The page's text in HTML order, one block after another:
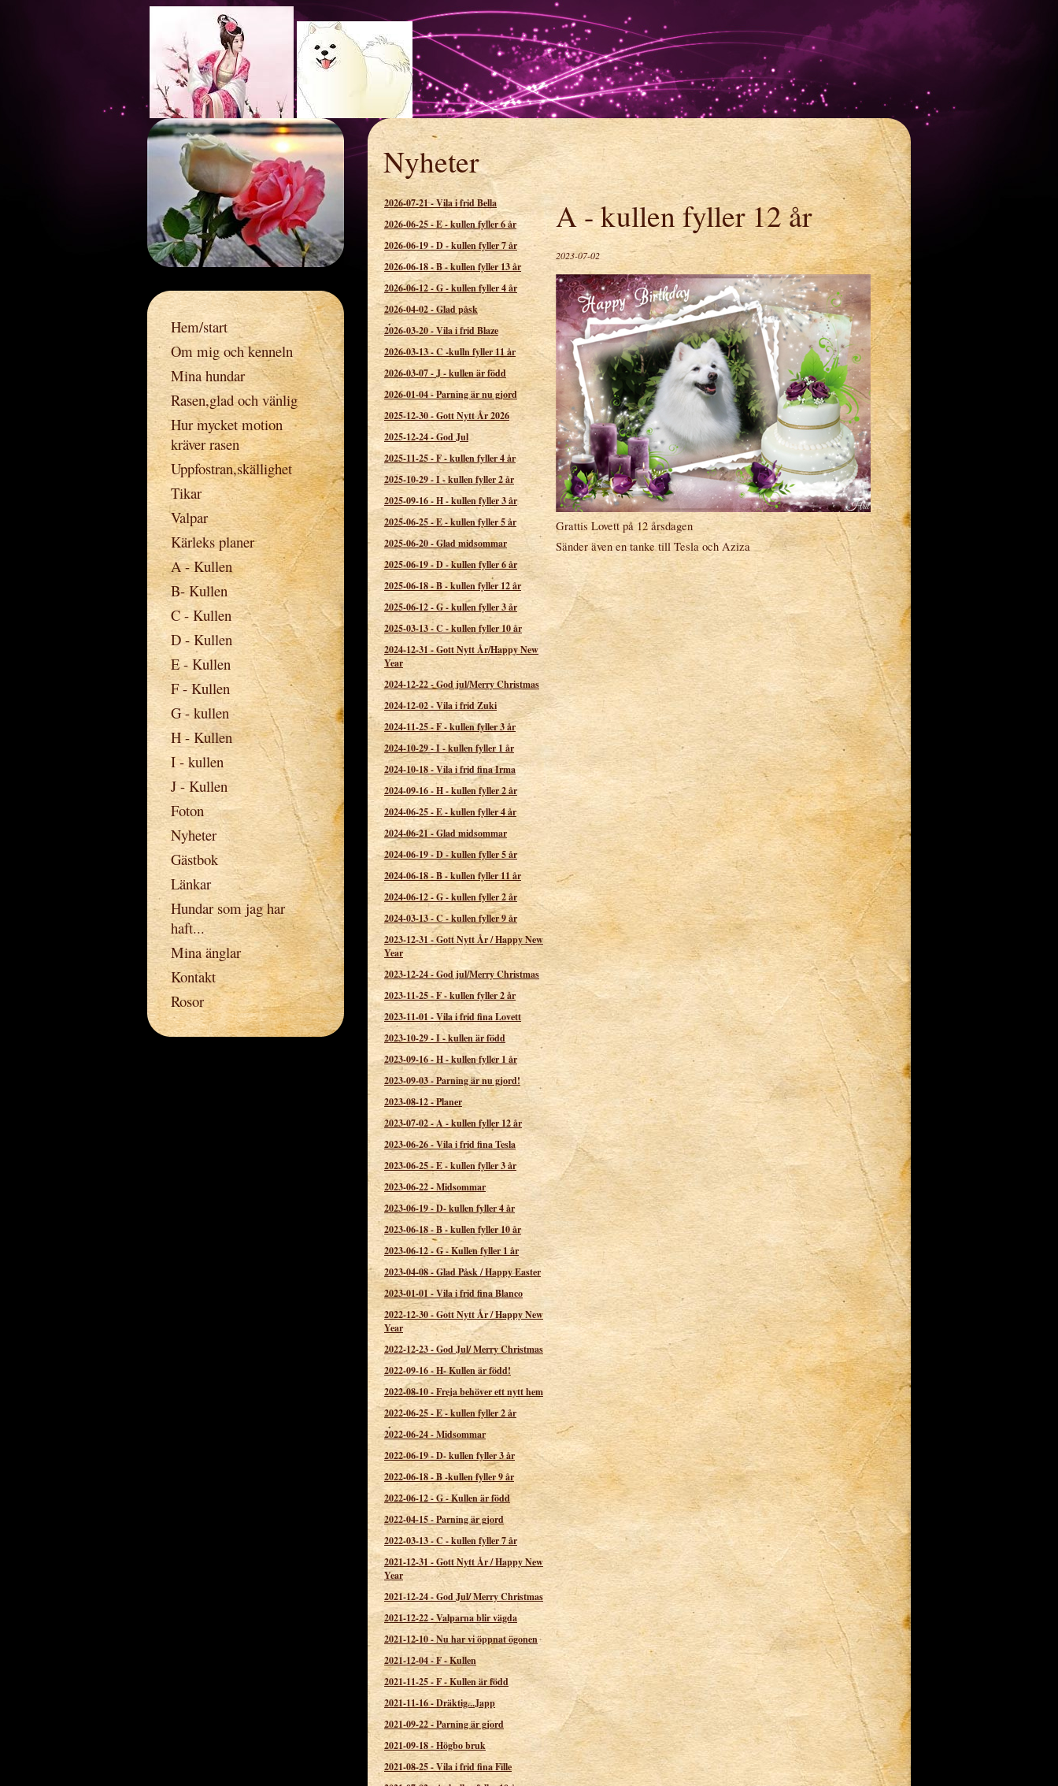
Rosspetsens kennel
Hem/start
Om mig och kenneln
Mina hundar
Rasen,glad och vänlig
Hur mycket motion
kräver rasen
Uppfostran,skällighet
Tikar
Valpar
Kärleks planer
A - Kullen
B- Kullen
C - Kullen
D - Kullen
E - Kullen
F - Kullen
G - kullen
H - Kullen
I - kullen
J - Kullen
Foton
Nyheter
Gästbok
Länkar
Hundar som jag har
haft...
Mina änglar
Kontakt
Rosor
Nyheter
2026-07-21-Vila i frid Bella
2026-06-25-E - kullen fyller 6 år
2026-06-19-D - kullen fyller 7 år
2026-06-18-B - kullen fyller 13 år
2026-06-12-G - kullen fyller 4 år
2026-04-02-Glad påsk
2026-03-20-Vila i frid Blaze
2026-03-13-C -kulln fyller 11 år
2026-03-07-J - kullen är född
2026-01-04-Parning är nu gjord
2025-12-30-Gott Nytt År 2026
2025-12-24-God Jul
2025-11-25-F - kullen fyller 4 år
2025-10-29-I - kullen fyller 2 år
2025-09-16-H - kullen fyller 3 år
2025-06-25-E - kullen fyller 5 år
2025-06-20-Glad midsommar
2025-06-19-D - kullen fyller 6 år
2025-06-18-B - kullen fyller 12 år
2025-06-12-G - kullen fyller 3 år
2025-03-13-C - kullen fyller 10 år
2024-12-31-Gott Nytt År/Happy New
Year
2024-12-22-God jul/Merry Christmas
2024-12-02-Vila i frid Zuki
2024-11-25-F - kullen fyller 3 år
2024-10-29-I - kullen fyller 1 år
2024-10-18-Vila i frid fina Irma
2024-09-16-H - kullen fyller 2 år
2024-06-25-E - kullen fyller 4 år
2024-06-21-Glad midsommar
2024-06-19-D - kullen fyller 5 år
2024-06-18-B - kullen fyller 11 år
2024-06-12-G - kullen fyller 2 år
2024-03-13-C - kullen fyller 9 år
2023-12-31-Gott Nytt År / Happy New
Year
2023-12-24-God jul/Merry Christmas
2023-11-25-F - kullen fyller 2 år
2023-11-01 -Vila i frid fina Lovett
2023-10-29-I - kullen är född
2023-09-16-H - kullen fyller 1 år
2023-09-03-Parning är nu gjord!
2023-08-12-Planer
2023-07-02-A - kullen fyller 12 år
2023-06-26-Vila i frid fina Tesla
2023-06-25-E - kullen fyller 3 år
2023-06-22-Midsommar
2023-06-19-D- kullen fyller 4 år
2023-06-18-B - kullen fyller 10 år
2023-06-12-G - Kullen fyller 1 år
2023-04-08-Glad Påsk / Happy Easter
2023-01-01-Vila i frid fina Blanco
2022-12-30-Gott Nytt År / Happy New
Year
2022-12-23-God Jul/ Merry Christmas
2022-09-16-H- Kullen är född!
2022-08-10-Freja behöver ett nytt hem
2022-06-25-E - kullen fyller 2 år
2022-06-24-Midsommar
2022-06-19-D- kullen fyller 3 år
2022-06-18-B -kullen fyller 9 år
2022-06-12-G - Kullen är född
2022-04-15-Parning är gjord
2022-03-13-C - kullen fyller 7 år
2021-12-31-Gott Nytt År / Happy New
Year
2021-12-24-God Jul/ Merry Christmas
2021-12-22-Valparna blir vägda
2021-12-10-Nu har vi öppnat ögonen
2021-12-04-F - Kullen
2021-11-25-F - Kullen är född
2021-11-16-Dräktig...Japp
2021-09-22-Parning är gjord
2021-09-18-Högbo bruk
2021-08-25-Vila i frid fina Fille
A - kullen fyller 12 år
2023-07-02
Grattis Lovett på 12 årsdagen
Sänder även en tanke till Tesla och Aziza